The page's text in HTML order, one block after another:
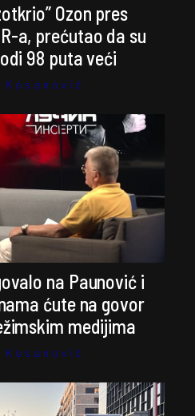
Ozon pres
a, prećutao da su
98 puta veći
na Paunović i
ćute na govor
medijima